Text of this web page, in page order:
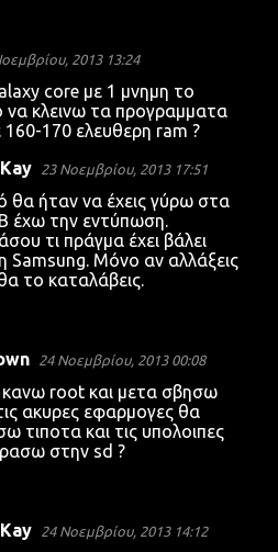
2013 13:24
core με 1 μνημη το
να κλεινω τα προγραμματα
160-170 ελευθερη ram ?
23 Νοεμβρίου, 2013 17:51
θα ήταν να έχεις γύρω στα
έχω την εντύπωση.
τι πράγμα έχει βάλει
Samsung. Μόνο αν αλλάξεις
το καταλάβεις.
24 Νοεμβρίου, 2013 00:08
κανω root και μετα σβησω
ακυρες εφαρμογες θα
τιποτα και τις υπολοιπες
στην sd ?
24 Νοεμβρίου, 2013 14:12